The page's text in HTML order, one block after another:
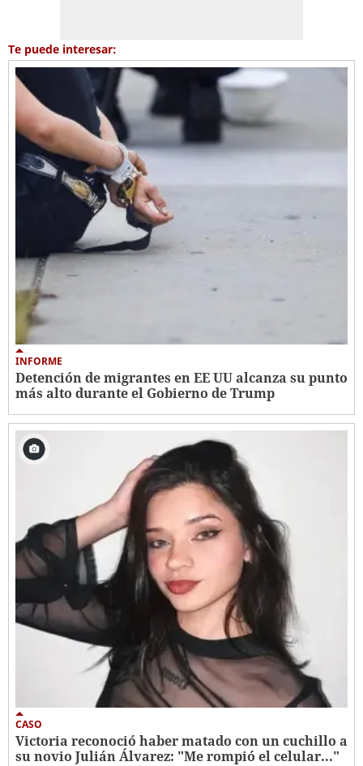
Te puede interesar:
INFORME
Detención de migrantes en EE UU alcanza su punto
más alto durante el Gobierno de Trump
CASO
Victoria reconoció haber matado con un cuchillo a
su novio Julián Álvarez: "Me rompió el celular..."